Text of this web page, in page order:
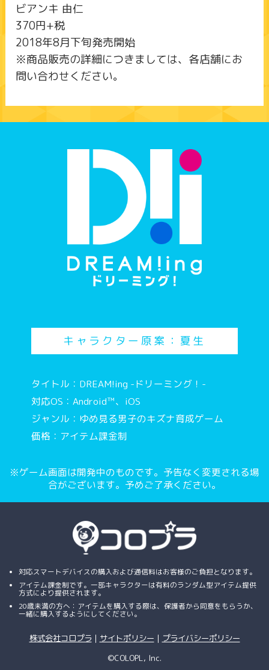
ビアンキ 由仁
370円+税
2018年8月下旬発売開始
※商品販売の詳細につきましては、各店舗にお
問い合わせください。
キャラクター原案：夏生
タイトル：DREAM!ing -ドリーミング！-
対応OS：Android™、iOS
ジャンル：ゆめ見る男子のキズナ育成ゲーム
価格：アイテム課金制
※ゲーム画面は開発中のものです。予告なく変更される場
合がございます。予めご了承ください。
対応スマートデバイスの購入および通信料はお客様のご負担となります。
アイテム課金制です。一部キャラクターは有料のランダム型アイテム提供
方式により提供されます。
20歳未満の方へ：アイテムを購入する際は、保護者から同意をもらうか、
一緒に購入するようにしてください。
株式会社コロプラ ｜ サイトポリシー ｜ プライバシーポリシー
©COLOPL, Inc.